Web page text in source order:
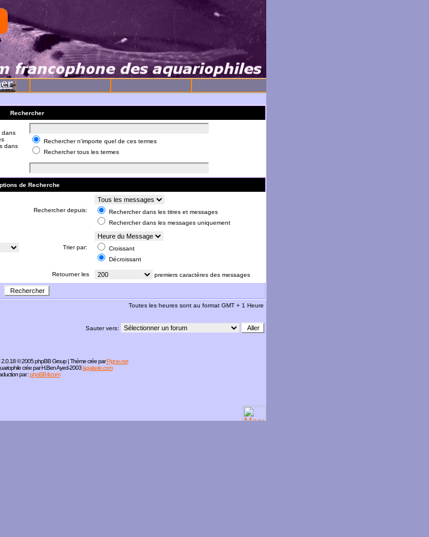
Rechercher
dans
dans
Rechercher n'importe quel de ces termes
Rechercher tous les termes
de Recherche
Rechercher depuis:
Rechercher dans les titres et messages
Rechercher dans les messages uniquement
Trier par:
Croissant
Décroissant
Retourner les premiers caractères des messages
Toutes les heures sont au format GMT + 1 Heure
Sauter vers:
2.0.18 © 2005 phpBB Group | Thème crée parPigne.net
crée par H.Ben Ayed-2003lagalaxie.com
par :phpBB-fr.com